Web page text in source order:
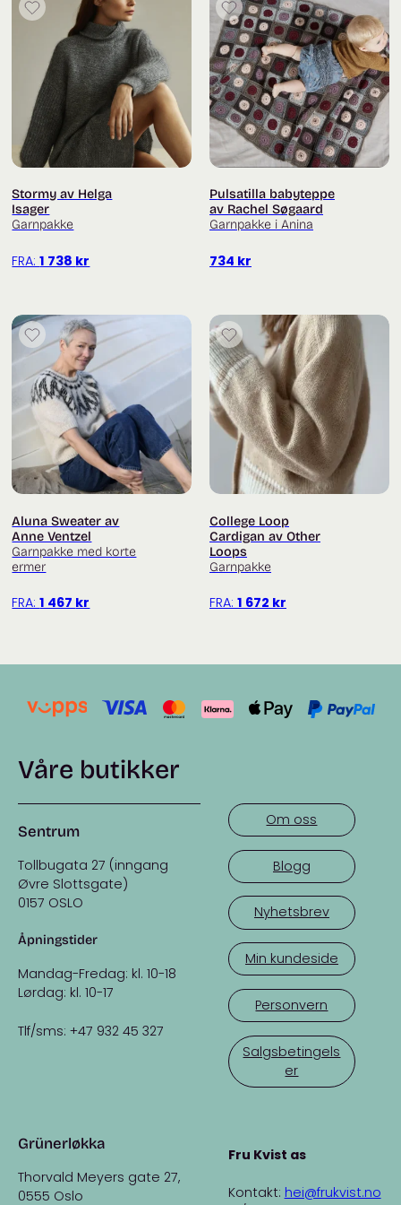
Stormy av Helga
Isager
Garnpakke
FRA:1 738 kr
Pulsatilla babyteppe
av Rachel Søgaard
Garnpakke i Anina
734 kr
Aluna Sweater av
Anne Ventzel
Garnpakke med korte
ermer
FRA:1 467 kr
College Loop
Cardigan av Other
Loops
Garnpakke
FRA: 1 672 kr
Våre butikker
Sentrum
Tollbugata 27 (inngang
Øvre Slottsgate)
0157 OSLO
Åpningstider
Mandag-Fredag: kl. 10-18
Lørdag: kl. 10-17
Tlf/sms: +47 932 45 327
Grünerløkka
Thorvald Meyers gate 27,
0555 Oslo
Om oss
Blogg
Nyhetsbrev
Min kundeside
Personvern
Salgsbetingels
er
Fru Kvist as
Kontakt: hei@frukvist.no